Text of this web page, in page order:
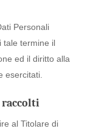
Personali
tale termine il
ed il diritto alla
esercitati.
raccolti
al Titolare di